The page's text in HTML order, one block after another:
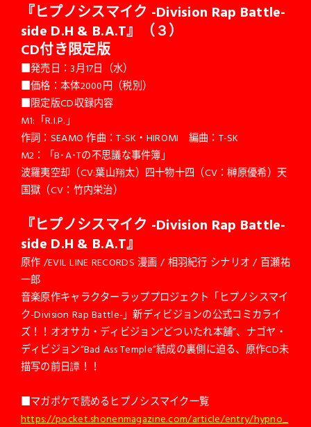
『ヒプノシスマイク -Division Rap Battle-
side D.H & B.A.T』（３）
CD付き限定版
■発売日：3月17日（水）
■価格：本体2000円（税別）
■限定版CD収録内容
M1:「R.I.P.」
作詞：SEAMO 作曲：T-SK・HIROMI 編曲：T-SK
M2：「B･A･Tの不思議な事件簿」
波羅夷空却（CV:葉山翔太）四十物十四（CV：榊原優希）天
国獄（CV：竹内栄治）
『ヒプノシスマイク -Division Rap Battle-
side D.H & B.A.T』
原作 /EVIL LINE RECORDS 漫画 / 相羽紀行 シナリオ / 百瀬祐
一郎
音楽原作キャラクターラッププロジェクト「ヒプノシスマイ
ク-Division Rap Battle-」新ディビジョンの公式コミカライ
ズ！！オオサカ・ディビジョン“どついたれ本舗”、ナゴヤ・
ディビジョン“Bad Ass Temple”結成の裏側に迫る、原作CD未
描写の前日譚！！
■マガポケで読めるヒプノシスマイク一覧
https://pocket.shonenmagazine.com/article/entry/hypno_